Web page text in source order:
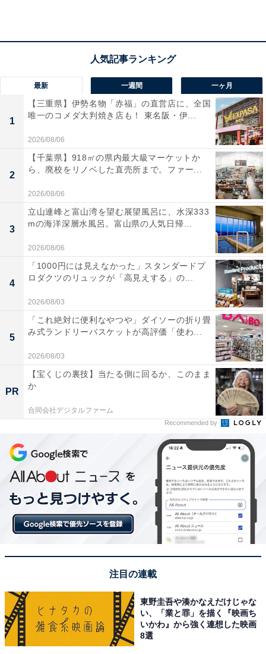
調光サングラス&サングラスケース&めがねふきセット（画像出典：
Amazon）
昨年アウトドアブランド「コールマン」とのコラボで好
評を博したサングラスが、さらに進化して登場です。今
年らしさもあり洗練された印象のウェリントン型フレー
ムを採用し、ちょっとクリアな明るいブラウンカラーが
顔まわりをパッと華やかに演出してくれます。サイズは
幅14×高さ4.5cm（約）で、使いやすいサイズ感です。
レザー調の高級感あるケース＆大人可愛いめがね
ふき付きの豪華3点セット
最新 一週間 一ヶ月
1
【三重県】伊勢名物「赤福」の直営店に、全国
唯一のコメダ大判焼き店も！ 東名阪・伊...
2026/08/06
2
【千葉県】918㎡の県内最大級マーケットか
ら、廃校をリノベした直売所まで。ファー...
2026/08/06
3
立山連峰と富山湾を望む展望風呂に、水深333
mの海洋深層水風呂。富山県の人気日帰...
2026/08/06
4
「1000円には見えなかった」スタンダードプ
ロダクツのリュックが「高見えする」の...
2026/08/03
5
「これ絶対に便利なやつや」ダイソーの折り畳
み式ランドリーバスケットが高評価「使わ...
2026/08/03
PR
【宝くじの裏技】当たる側に回るか、このまま
か
合同会社デジタルファーム
Recommended by
注目の連載
東野圭吾や湊かなえだけじゃな
い、「業と罪」を描く『映画ち
いかわ』から強く連想した映画
8選